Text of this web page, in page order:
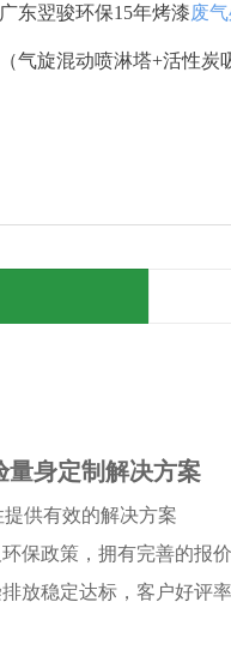
东翌骏环保15年烤漆废
气旋混动喷淋塔+活性炭
量身定制解决方案
供有效的解决方案
保政策，拥有完善的报
放稳定达标，客户好评